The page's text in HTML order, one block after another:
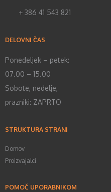
+ 386 41 543 821
DELOVNI ČAS
Ponedeljek – petek:
07.00 – 15.00
Sobote, nedelje,
prazniki: ZAPRTO
STRUKTURA STRANI
Domov
Proizvajalci
POMOČ UPORABNIKOM